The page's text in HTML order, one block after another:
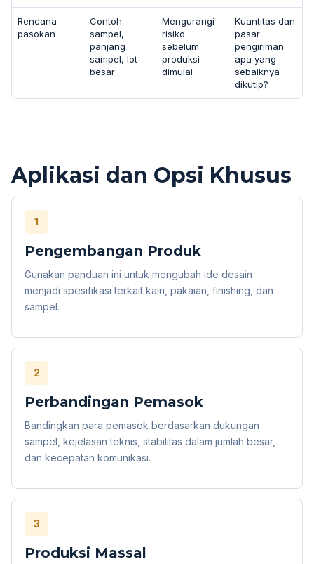
Rencana
pasokan
Contoh
sampel,
panjang
sampel, lot
besar
Mengurangi
risiko
sebelum
produksi
dimulai
Kuantitas dan
pasar
pengiriman
apa yang
sebaiknya
dikutip?
Aplikasi dan Opsi Khusus
1
Pengembangan Produk
Gunakan panduan ini untuk mengubah ide desain
menjadi spesifikasi terkait kain, pakaian, finishing, dan
sampel.
2
Perbandingan Pemasok
Bandingkan para pemasok berdasarkan dukungan
sampel, kejelasan teknis, stabilitas dalam jumlah besar,
dan kecepatan komunikasi.
3
Produksi Massal